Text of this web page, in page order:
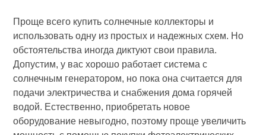
Проще всего купить солнечные коллекторы и
использовать одну из простых и надежных схем. Но
обстоятельства иногда диктуют свои правила.
Допустим, у вас хорошо работает система с
солнечным генератором, но пока она считается для
подачи электричества и снабжения дома горячей
водой. Естественно, приобретать новое
оборудование невыгодно, поэтому проще увеличить